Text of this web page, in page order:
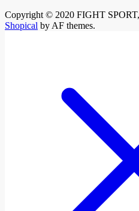
Copyright © 2020 FIGHT
Shopical by AF themes.